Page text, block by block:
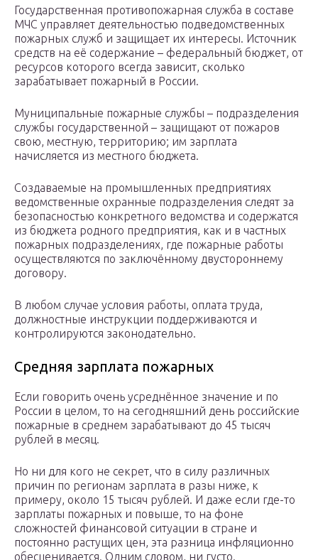
Государственная противопожарная служба в составе
МЧС управляет деятельностью подведомственных
пожарных служб и защищает их интересы. Источник
средств на её содержание – федеральный бюджет, от
ресурсов которого всегда зависит, сколько
зарабатывает пожарный в России.
Муниципальные пожарные службы – подразделения
службы государственной – защищают от пожаров
свою, местную, территорию; им зарплата
начисляется из местного бюджета.
Создаваемые на промышленных предприятиях
ведомственные охранные подразделения следят за
безопасностью конкретного ведомства и содержатся
из бюджета родного предприятия, как и в частных
пожарных подразделениях, где пожарные работы
осуществляются по заключённому двустороннему
договору.
В любом случае условия работы, оплата труда,
должностные инструкции поддерживаются и
контролируются законодательно.
Средняя зарплата пожарных
Если говорить очень усреднённое значение и по
России в целом, то на сегодняшний день российские
пожарные в среднем зарабатывают до 45 тысяч
рублей в месяц.
Но ни для кого не секрет, что в силу различных
причин по регионам зарплата в разы ниже, к
примеру, около 15 тысяч рублей. И даже если где-то
зарплаты пожарных и повыше, то на фоне
сложностей финансовой ситуации в стране и
постоянно растущих цен, эта разница инфляционно
обесценивается. Одним словом, ни густо.